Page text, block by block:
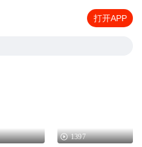
打开APP
1397